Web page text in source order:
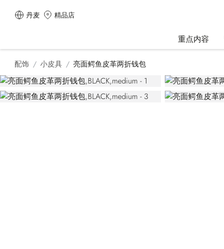
丹麦 精品店
重点内容
配饰 小皮具 亮面鳄鱼皮革两折钱包